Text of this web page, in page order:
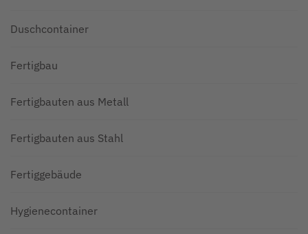
Duschcontainer
Fertigbau
Fertigbauten aus Metall
Fertigbauten aus Stahl
Fertiggebäude
Hygienecontainer